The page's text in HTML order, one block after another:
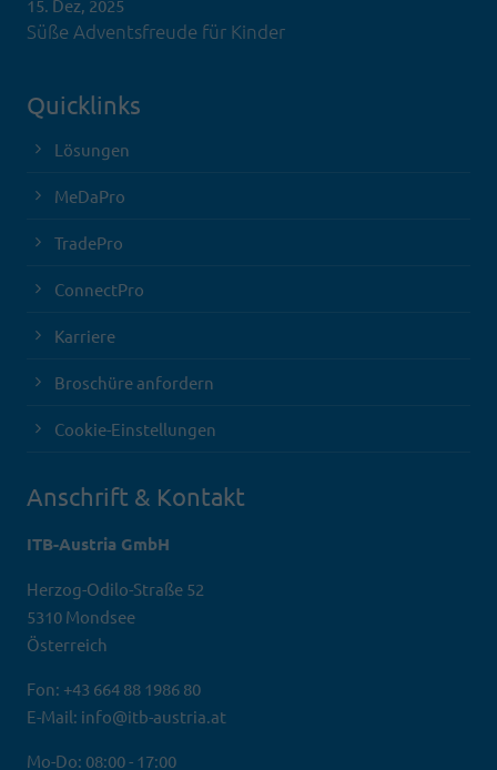
15. Dez, 2025
Süße Adventsfreude für Kinder
Quicklinks
Lösungen
MeDaPro
TradePro
ConnectPro
Karriere
Broschüre anfordern
Cookie-Einstellungen
Anschrift & Kontakt
ITB-Austria GmbH
Herzog-Odilo-Straße 52
5310 Mondsee
Österreich
Fon: +43 664 88 1986 80
E-Mail: info@itb-austria.at
Mo-Do: 08:00 - 17:00